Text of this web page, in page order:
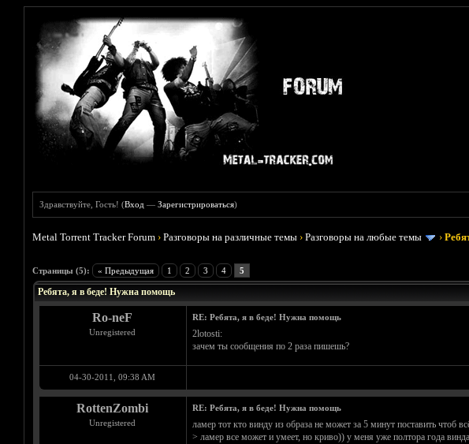
Здравствуйте, Гость! (Вход —Зарегистрироваться)
Metal Torrent Tracker Forum ›Разговоры на различные темы ›Разговоры на любые темы ›
Страницы (5): « Предыдущая 1 2 3 4 5
Голосов: 0 - Средняя оценка: 0
1
2
3
4
5
Ребята, я в беде! Нужна помощь
Ro-neF
Unregistered
RE: Ребята, я в беде! Нужна помощь
2lotosti:
зачем ты сообщения по 2 раза пишешь?
04-30-2011, 09:38 AM
RottenZombi
Unregistered
RE: Ребята, я в беде! Нужна помощь
ламер тот кто винду из образа не может за 5 минут поставить чтоб
> ламер все может и умеет, но криво)) у меня уже полтора года